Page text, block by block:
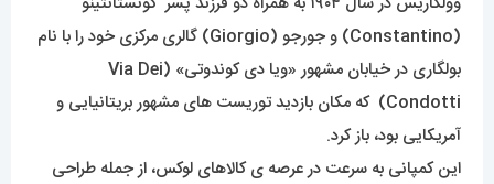
(Constantino) و جورجو (Giorgio) گالری مرکزی خود را با نام
بولگاری در خیابان مشهور «ویا دی کوندوتی» (Via Dei
Condotti) که مکان بازدید توریست های مشهور بریتانیایی و
آمریکایی بود، باز کرد.
این کمپانی به سرعت در عرصه ی کالاهای لوکس، از جمله طراحی